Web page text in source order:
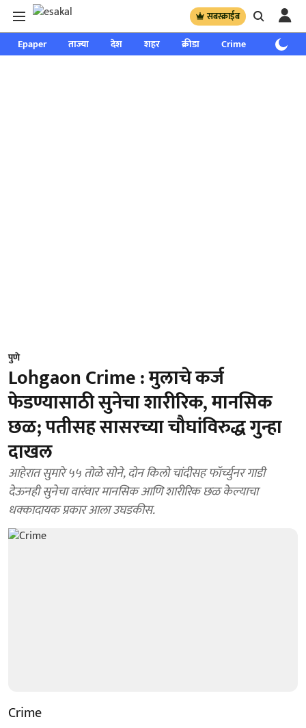
सबस्क्राईब
Epaper ताज्या देश शहर क्रीडा Crime साप्ताहिक
पुणे
Lohgaon Crime : मुलाचे कर्ज
फेडण्यासाठी सुनेचा शारीरिक, मानसिक
छळ; पतीसह सासरच्या चौघांविरुद्ध गुन्हा
दाखल
आहेरात सुमारे ५५ तोळे सोने, दोन किलो चांदीसह फॉर्च्युनर गाडी
देऊनही सुनेचा वारंवार मानसिक आणि शारीरिक छळ केल्याचा
धक्कादायक प्रकार आला उघडकीस.
Crime